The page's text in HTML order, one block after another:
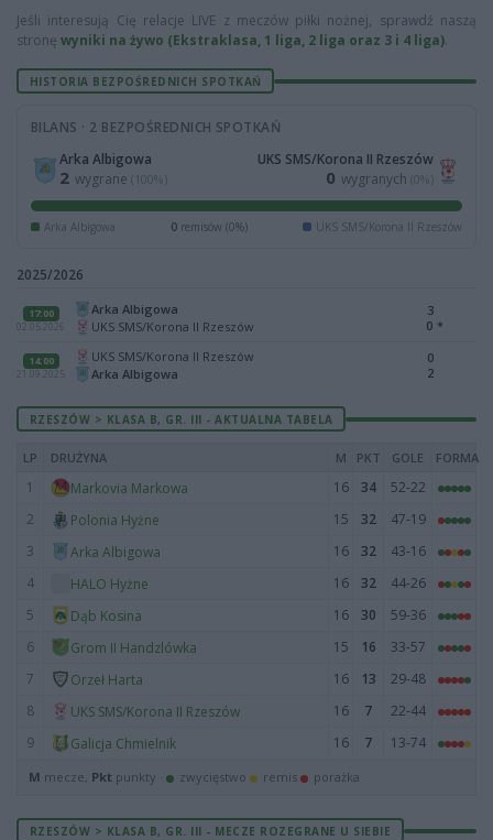
Jeśli interesują Cię relacje LIVE z meczów piłki nożnej, sprawdź naszą
stronę wyniki na żywo (Ekstraklasa, 1 liga, 2 liga oraz 3 i 4 liga).
HISTORIA BEZPOŚREDNICH SPOTKAŃ
BILANS · 2 BEZPOŚREDNICH SPOTKAŃ
Arka Albigowa
2 wygrane (100%)
UKS SMS/Korona II Rzeszów
0 wygranych (0%)
Arka Albigowa 0 remisów (0%) UKS SMS/Korona II Rzeszów
2025/2026
17:00
02.05.2026
Arka Albigowa
UKS SMS/Korona II Rzeszów
3
0 *
14:00
21.09.2025
UKS SMS/Korona II Rzeszów
Arka Albigowa
0
2
RZESZÓW > KLASA B, GR. III - AKTUALNA TABELA
LP DRUŻYNA M PKT GOLE FORMA
1 Markovia Markowa 16 34
52-22
2
Polonia Hyżne 15 32
47-19
3
Arka Albigowa 16 32
43-16
4
HALO Hyżne 16 32
44-26
5
Dąb Kosina 16 30
59-36
6
Grom II Handzlówka 15 16
33-57
7
Orzeł Harta 16 13
29-48
8
UKS SMS/Korona II Rzeszów 16 7
22-44
9
Galicja Chmielnik 16 7 13-74
M mecze, Pkt punkty · zwycięstwo remis porażka
RZESZÓW > KLASA B, GR. III - MECZE ROZEGRANE U SIEBIE